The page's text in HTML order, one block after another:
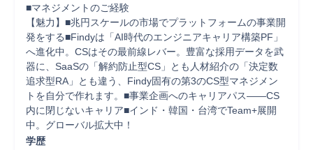
■マネジメントのご経験
【魅力】■兆円スケールの市場でプラットフォームの事業開
発をする■Findyは「AI時代のエンジニアキャリア構築PF」
へ進化中。CSはその最前線レバー。豊富な採用データを武
器に、SaaSの「解約防止型CS」とも人材紹介の「決定数
追求型RA」とも違う、Findy固有の第3のCS型マネジメン
トを自分で作れます。■事業企画へのキャリアパス――CS
内に閉じないキャリア■インド・韓国・台湾でTeam+展開
中。グローバル拡大中！
学歴